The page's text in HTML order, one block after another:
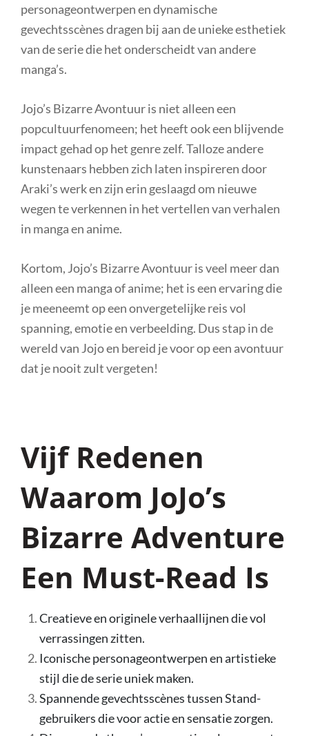
personageontwerpen en dynamische
gevechtsscènes dragen bij aan de unieke esthetiek
van de serie die het onderscheidt van andere
manga’s.
Jojo’s Bizarre Avontuur is niet alleen een
popcultuurfenomeen; het heeft ook een blijvende
impact gehad op het genre zelf. Talloze andere
kunstenaars hebben zich laten inspireren door
Araki’s werk en zijn erin geslaagd om nieuwe
wegen te verkennen in het vertellen van verhalen
in manga en anime.
Kortom, Jojo’s Bizarre Avontuur is veel meer dan
alleen een manga of anime; het is een ervaring die
je meeneemt op een onvergetelijke reis vol
spanning, emotie en verbeelding. Dus stap in de
wereld van Jojo en bereid je voor op een avontuur
dat je nooit zult vergeten!
Vijf Redenen
Waarom JoJo’s
Bizarre Adventure
Een Must-Read Is
Creatieve en originele verhaallijnen die vol
verrassingen zitten.
Iconische personageontwerpen en artistieke
stijl die de serie uniek maken.
Spannende gevechtsscènes tussen Stand-
gebruikers die voor actie en sensatie zorgen.